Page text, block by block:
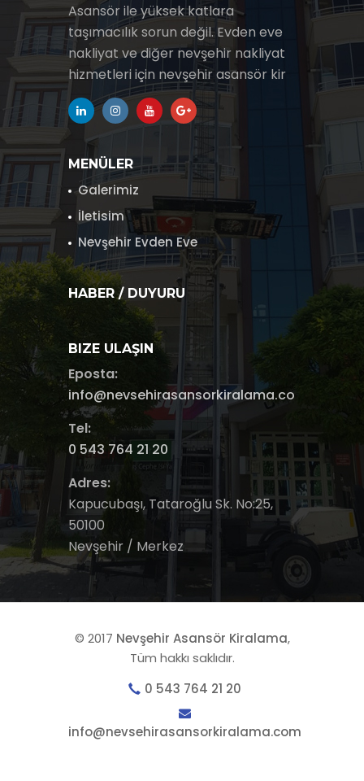
Asansör ile yüksek katlara
taşımacılık sorun değil. Evden eve
nakliyat ve diğer nevşehir nakliyat
hizmetleri için nevşehir asansör kir
MENÜLER
Galerimiz
İletisim
Nevşehir Evden Eve
HABER / DUYURU
BIZE ULAŞIN
Eposta:
info@nevsehirasansorkiralama.com
Tel:
0 543 764 21 20
Adres:
Kapucubaşı, Tataroğlu Sk. No:25,
50100
Nevşehir / Merkez
© 2017 Nevşehir Asansör Kiralama,
Tüm hakkı saklıdır.
0 543 764 21 20
info@nevsehirasansorkiralama.com